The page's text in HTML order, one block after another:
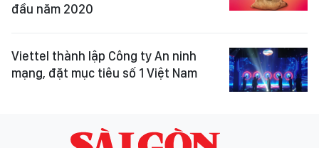
đầu năm 2020
Viettel thành lập Công ty An ninh
mạng, đặt mục tiêu số 1 Việt Nam